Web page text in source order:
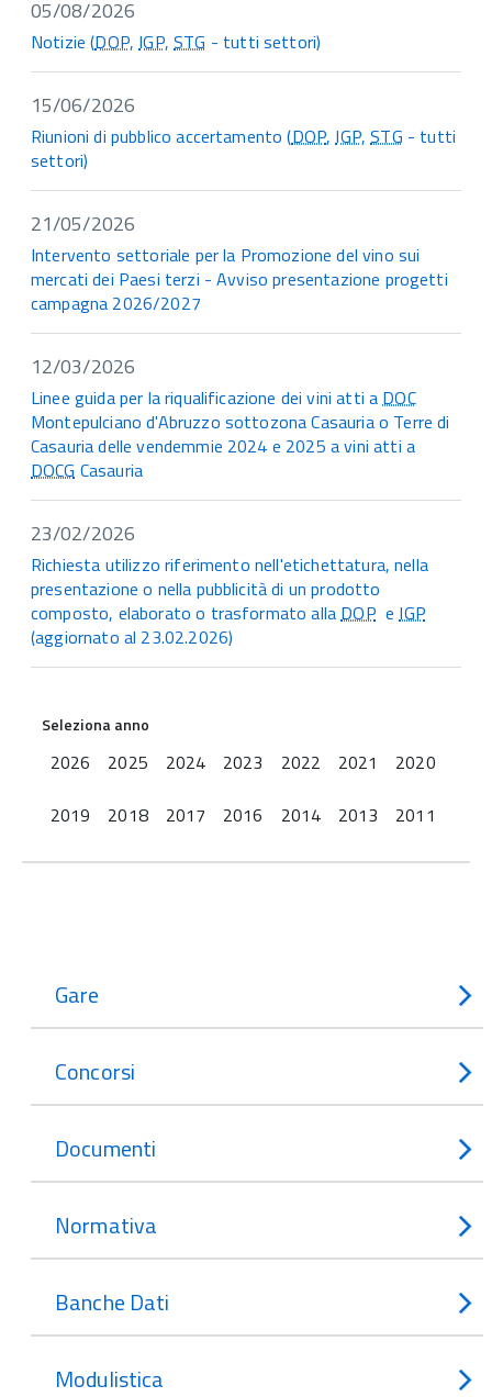
05/08/2026
Notizie (DOP, IGP,STG - tutti settori)
15/06/2026
Riunioni di pubblico accertamento (DOP, IGP,STG - tutti
settori)
21/05/2026
Intervento settoriale per la Promozione del vino sui
mercati dei Paesi terzi - Avviso presentazione progetti
campagna 2026/2027
12/03/2026
Linee guida per la riqualificazione dei vini atti a DOC
Montepulciano d'Abruzzo sottozona Casauria o Terre di
Casauria delle vendemmie 2024 e 2025 a vini atti a
DOCG Casauria
23/02/2026
Richiesta utilizzo riferimento nell'etichettatura, nella
presentazione o nella pubblicità di un prodotto
composto, elaborato o trasformato alla DOP e IGP
(aggiornato al 23.02.2026)
Seleziona anno
2026 2025 2024 2023 2022 2021
2020
2019
2018 2017 2016 2014 2013 2011
Gare
Concorsi
Documenti
Normativa
Banche Dati
Modulistica